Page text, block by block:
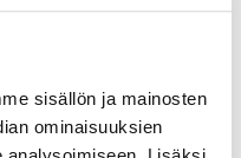
sisällön ja mainosten
ominaisuuksien